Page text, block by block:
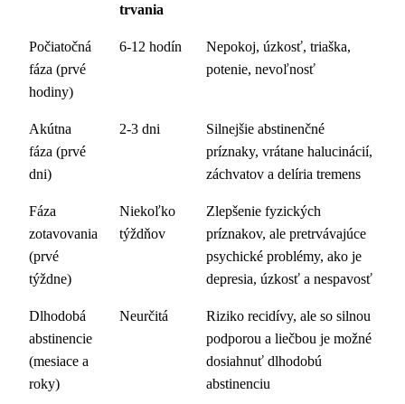
trvania
Počiatočná
fáza (prvé
hodiny)
6-12 hodín
Nepokoj, úzkosť, triaška,
potenie, nevoľnosť
Akútna
fáza (prvé
dni)
2-3 dni
Silnejšie abstinenčné
príznaky, vrátane halucinácií,
záchvatov a delíria tremens
Fáza
zotavovania
(prvé
týždne)
Niekoľko
týždňov
Zlepšenie fyzických
príznakov, ale pretrvávajúce
psychické problémy, ako je
depresia, úzkosť a nespavosť
Dlhodobá
abstinencie
(mesiace a
roky)
Neurčitá
Riziko recidívy, ale so silnou
podporou a liečbou je možné
dosiahnuť dlhodobú
abstinenciu